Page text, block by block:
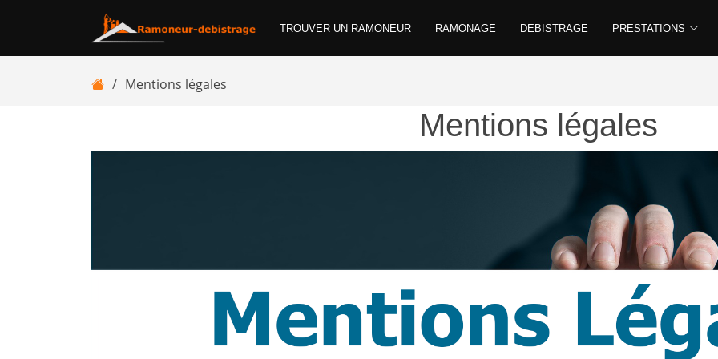
TROUVER UN RAMONEUR RAMONAGE DEBISTRAGE PRESTATIONS
Mentions légales
Mentions légales